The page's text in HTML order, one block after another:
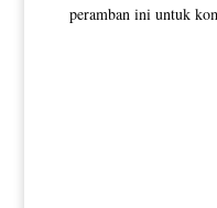
peramban ini untuk